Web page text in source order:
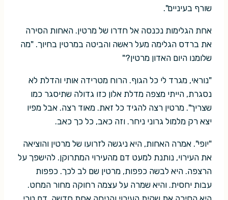
שורף בעיניים".
אחת הגלימות נכנסה אל חדרו של מרטין. האחות הסירה
את ברדס הגלימה מעל ראשה והביטה במרטין בחיוך. "מה
שלומנו היום האדון מרטין?"
"נוראי, מגרד לי כל הגוף. הרוח מטרידה אותי והדלת לא
נסגרת, הייתי מצפה מדלת אלון כזו גדולה שתיסגר כמו
שצריך". מרטין רצה להגיד כל זאת. מאוד רצה. אבל מפיו
יצא רק מלמול גרוני ניחר. וזה כאב, כל כך כאב.
"יופי". אמרה האחות, היא ניגשה לזרועו של מרטין והוציאה
את העירוי, נותנת למעט דם מהעירוי המתרוקן. להישפך על
הרצפה. היא לבשה כפפות, מרטין שם לב לכך. כפפות
עבות יחסית. והיא שמרה על עצמה רחוקה מחור המחט.